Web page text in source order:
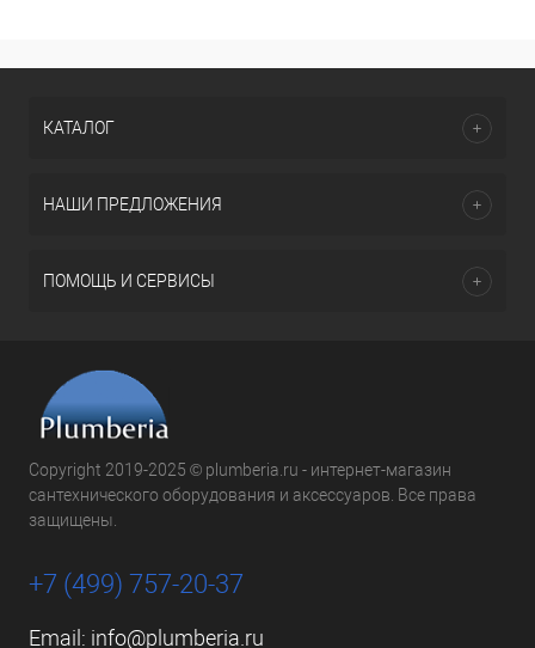
КАТАЛОГ
НАШИ ПРЕДЛОЖЕНИЯ
ПОМОЩЬ И СЕРВИСЫ
Copyright 2019-2025 © plumberia.ru - интернет-магазин
сантехнического оборудования и аксессуаров. Все права
защищены.
+7 (499) 757-20-37
Email: info@plumberia.ru